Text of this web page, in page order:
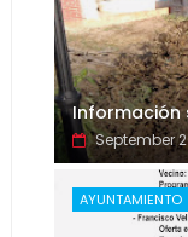
Información
September
AYUNTAMIENTO